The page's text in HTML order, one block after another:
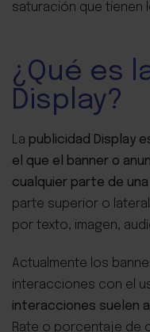
saturación que tienen
¿Qué es
Display?
La publicidad Display
el que el banner o
cualquier parte de
parte superior o
por texto, imagen,
Actualmente los
interacciones con el
interacciones suelen
Rate o porcentaje de